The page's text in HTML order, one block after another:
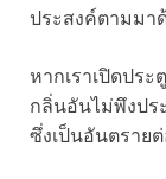
ประสงค์ตามมา
หากเราเปิดปร
กลิ่นอันไม่พึงปร
ซึ่งเป็นอันตราย